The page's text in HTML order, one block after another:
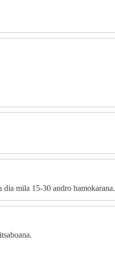
mila 15-30 andro hamokarana.